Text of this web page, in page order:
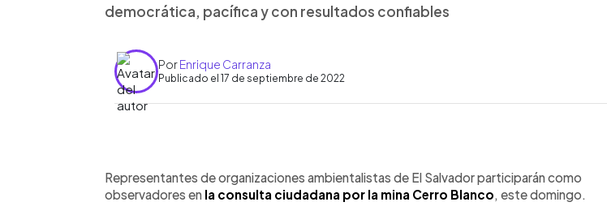
democrática, pacífica y con resultados confiables
PorEnrique Carranza
Publicado el 17 de septiembre de 2022
► Escuchar artículo
Representantes de organizaciones ambientalistas de El Salvador participarán como
observadores en la consulta ciudadana por la mina Cerro Blanco , este domingo.